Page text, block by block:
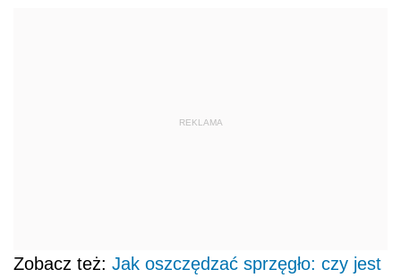
REKLAMA
Zobacz też: Jak oszczędzać sprzęgło: czy jest